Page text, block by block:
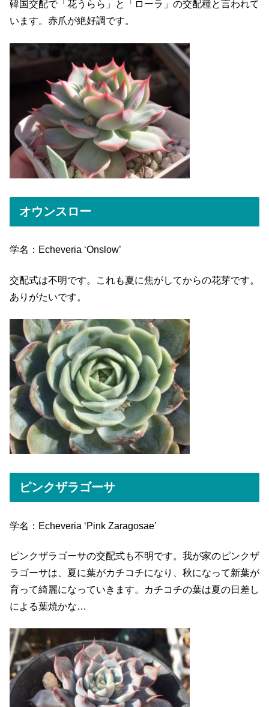
韓国交配で「花うらら」と「ローラ」の交配種と言われて
います。赤爪が絶好調です。
オウンスロー
学名：Echeveria ‘Onslow’
交配式は不明です。これも夏に焦がしてからの花芽です。
ありがたいです。
ピンクザラゴーサ
学名：Echeveria ‘Pink Zaragosae’
ピンクザラゴーサの交配式も不明です。我が家のピンクザ
ラゴーサは、夏に葉がカチコチになり、秋になって新葉が
育って綺麗になっていきます。カチコチの葉は夏の日差し
による葉焼かな…